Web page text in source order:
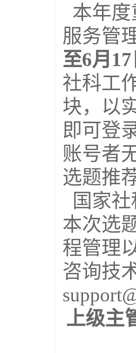
本年
服务管
至6月17
社科工
块，以
即可登
账号者
选题推
国家
本次选
程管理
咨询技
上级主